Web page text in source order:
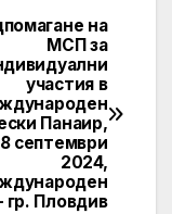
на
МСП за
участия в
Панаир,
септември
2024,
гр. Пловдив